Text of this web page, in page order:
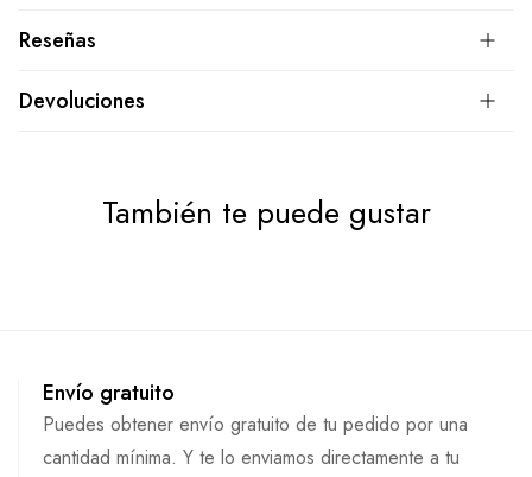
Reseñas
Devoluciones
También te puede gustar
Envío gratuito
Puedes obtener envío gratuito de tu pedido por una
cantidad mínima. Y te lo enviamos directamente a tu